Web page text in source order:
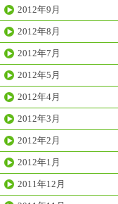
2012年9月
2012年8月
2012年7月
2012年5月
2012年4月
2012年3月
2012年2月
2012年1月
2011年12月